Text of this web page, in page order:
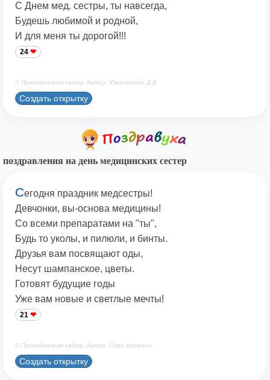
С Днем мед. сестры, ты навсегда,
Будешь любимой и родной,
И для меня ты дорогой!!!
24
© Принадлежит сайту. Автор: Юкалевских Д.В.
Создать открытку
поздравления на день медицинских сестер
Сегодня праздник медсестры!
Девчонки, вы-основа медицины!
Со всеми препаратами на "ты",
Будь то уколы, и пилюли, и бинты.
Друзья вам посвящают оды,
Несут шампанское, цветы.
Готовят будущие годы
Уже вам новые и светлые мечты!
21
© Принадлежит сайту. Автор: Олег Корюкин
Создать открытку